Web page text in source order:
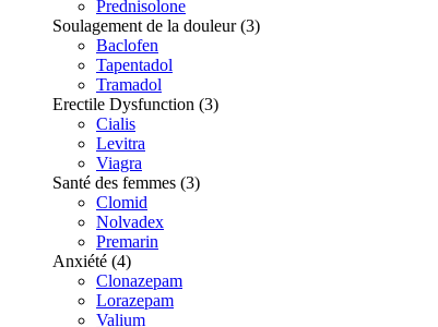
Prednisolone
Soulagement de la douleur(3)
Baclofen
Tapentadol
Tramadol
Erectile Dysfunction (3)
Cialis
Levitra
Viagra
Santé des femmes (3)
Clomid
Nolvadex
Premarin
Anxiété (4)
Clonazepam
Lorazepam
Valium